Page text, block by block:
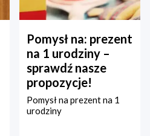
Pomysł na: prezent
na 1 urodziny –
sprawdź nasze
propozycje!
Pomysł na prezent na 1
urodziny